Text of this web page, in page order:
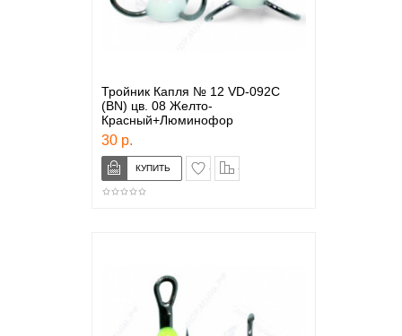
Тройник Капля № 12 VD-092C
(BN) цв. 08 Желто-
Красный+Люминофор
30 р.
в закладки